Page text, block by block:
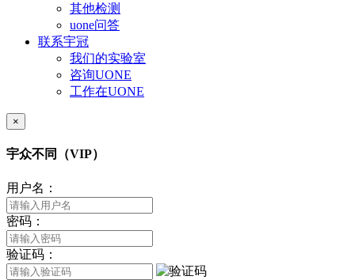
其他检测
uone问答
联系宇冠
我们的实验室
咨询UONE
工作在UONE
×
宇众不同（VIP）
用户名：
密码：
验证码：